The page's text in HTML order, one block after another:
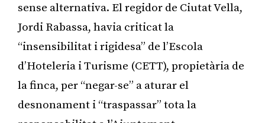
sense alternativa. El regidor de Ciutat Vella,
Jordi Rabassa, havia criticat la
“insensibilitat i rigidesa” de l’Escola
d’Hoteleria i Turisme (CETT), propietària de
la finca, per “negar-se” a aturar el
desnonament i “traspassar” tota la